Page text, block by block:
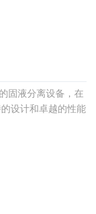
固液分离设备，在
设计和卓越的性能
的螺旋挤压技术，